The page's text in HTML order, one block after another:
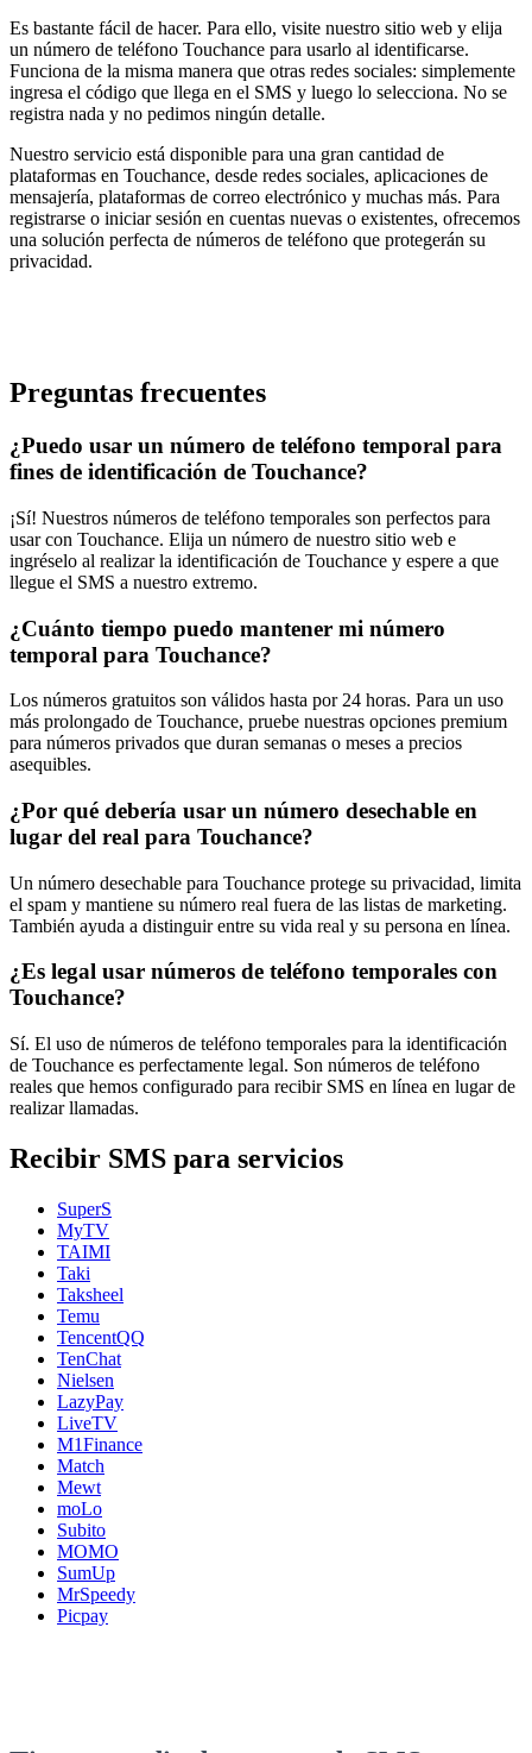
Es bastante fácil de hacer. Para ello, visite nuestro sitio web y elija
un número de teléfono Touchance para usarlo al identificarse.
Funciona de la misma manera que otras redes sociales: simplemente
ingresa el código que llega en el SMS y luego lo selecciona. No se
registra nada y no pedimos ningún detalle.
Nuestro servicio está disponible para una gran cantidad de
plataformas en Touchance, desde redes sociales, aplicaciones de
mensajería, plataformas de correo electrónico y muchas más. Para
registrarse o iniciar sesión en cuentas nuevas o existentes, ofrecemos
una solución perfecta de números de teléfono que protegerán su
privacidad.
Preguntas frecuentes
¿Puedo usar un número de teléfono temporal para
fines de identificación de Touchance?
¡Sí! Nuestros números de teléfono temporales son perfectos para
usar con Touchance. Elija un número de nuestro sitio web e
ingréselo al realizar la identificación de Touchance y espere a que
llegue el SMS a nuestro extremo.
¿Cuánto tiempo puedo mantener mi número
temporal para Touchance?
Los números gratuitos son válidos hasta por 24 horas. Para un uso
más prolongado de Touchance, pruebe nuestras opciones premium
para números privados que duran semanas o meses a precios
asequibles.
¿Por qué debería usar un número desechable en
lugar del real para Touchance?
Un número desechable para Touchance protege su privacidad, limita
el spam y mantiene su número real fuera de las listas de marketing.
También ayuda a distinguir entre su vida real y su persona en línea.
¿Es legal usar números de teléfono temporales con
Touchance?
Sí. El uso de números de teléfono temporales para la identificación
de Touchance es perfectamente legal. Son números de teléfono
reales que hemos configurado para recibir SMS en línea en lugar de
realizar llamadas.
Recibir SMS para servicios
SuperS
MyTV
TAIMI
Taki
Taksheel
Temu
TencentQQ
TenChat
Nielsen
LazyPay
LiveTV
M1Finance
Match
Mewt
moLo
Subito
MOMO
SumUp
MrSpeedy
Picpay